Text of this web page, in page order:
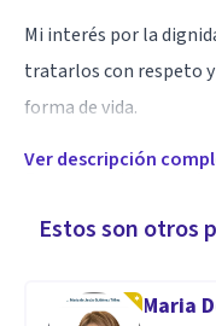
Mi interés por la
tratarlos con respeto
forma de vida.
encontrar el camino y
el bienestar que
Especialidad
Ver descripción
Estos son otros
Maria